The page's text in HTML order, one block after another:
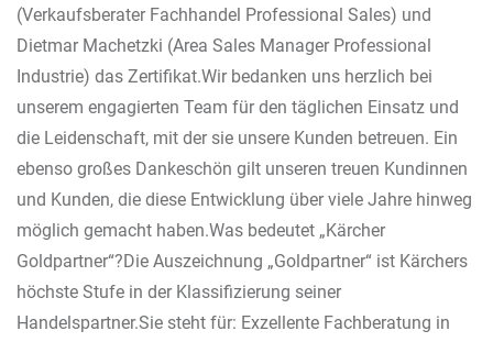
(Verkaufsberater Fachhandel Professional Sales) und
Dietmar Machetzki (Area Sales Manager Professional
Industrie) das Zertifikat.Wir bedanken uns herzlich bei
unserem engagierten Team für den täglichen Einsatz und
die Leidenschaft, mit der sie unsere Kunden betreuen. Ein
ebenso großes Dankeschön gilt unseren treuen Kundinnen
und Kunden, die diese Entwicklung über viele Jahre hinweg
möglich gemacht haben.Was bedeutet „Kärcher
Goldpartner“?Die Auszeichnung „Goldpartner“ ist Kärchers
höchste Stufe in der Klassifizierung seiner
Handelspartner.Sie steht für: Exzellente Fachberatung in